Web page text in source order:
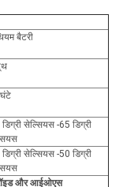
बैटरी
सेल्सियस -65 डिग्री
सेल्सियस -50 डिग्री
और आईओएस